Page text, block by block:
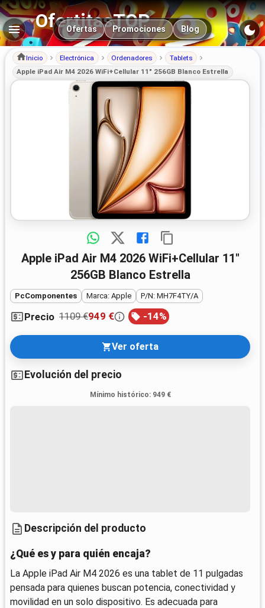
OfertitasTOP
Navegación principal
Ofertas Promociones Blog
Inicio Electrónica Ordenadores
Tablets
Apple iPad Air M4 2026 WiFi+Cellular 11" 256GB Blanco Estrella
Apple iPad Air M4 2026 WiFi+Cellular 11"
256GB Blanco Estrella
PcComponentes Marca: Apple P/N: MH7F4TY/A
Precio 1109 €949 € -14%
Ver oferta
Evolución del precio
Mínimo histórico: 949 €
Descripción del producto
¿Qué es y para quién encaja?
La Apple iPad Air M4 2026 es una tablet de 11 pulgadas
pensada para quienes buscan potencia, conectividad y
movilidad en un solo dispositivo. Es adecuada para